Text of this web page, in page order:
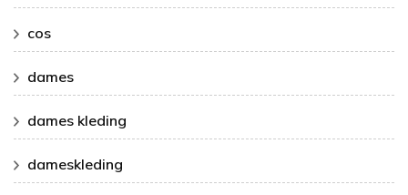
cos
dames
dames kleding
dameskleding